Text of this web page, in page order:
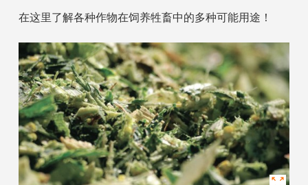
在这里了解各种作物在饲养牲畜中的多种可能用途！